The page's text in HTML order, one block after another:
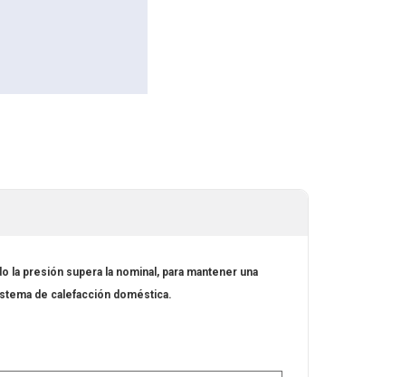
la presión supera la nominal, para mantener una
de calefacción doméstica.